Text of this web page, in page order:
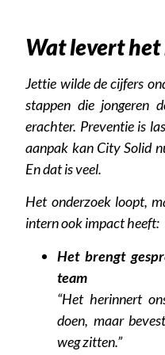
Wat levert het
Jettie wilde de cijfers
stappen die jongeren
erachter. Preventie is
aanpak kan City Solid
En dat is veel.
Het onderzoek loopt,
intern ook impact heeft:
Het brengt
team
“Het herinnert
doen, maar
weg zitten.”